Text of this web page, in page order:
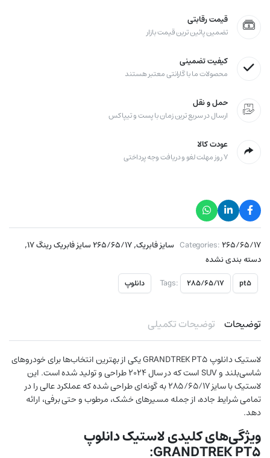
قیمت رقابتی
تضمین پائین ترین قیمت بازار
کیفیت تضمینی
محصولات ما با گارانتی معتبر هستند
حمل و نقل
ارسال در سریع ترین زمان با پست و تیپاکس
عودت کالا
۷ روز مهلت لغو و دریافت وجه پرداختی
Categories:۲۶۵/۶۵/۱۷ سایز فابریک ,۲۶۵/۶۵/۱۷ سایز فابریک رینگ ۱۷ ,
دسته بندی نشده
Tags:
۲۸۵/۶۵/۱۷ pt5 دانلوپ
توضیحات توضیحات تکمیلی
لاستیک دانلوپ GRANDTREK PT5 یکی از بهترین انتخاب‌ها برای خودروهای
شاسی‌بلند و SUV است که در سال 2024 طراحی و تولید شده است. این
لاستیک با سایز 285/65/17 به گونه‌ای طراحی شده که عملکرد عالی را در
تمامی شرایط جاده، از جمله مسیرهای خشک، مرطوب و حتی برفی، ارائه
دهد.
ویژگی‌های کلیدی لاستیک دانلوپ
GRANDTREK PT5: